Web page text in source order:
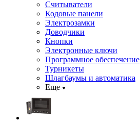
Считыватели
Кодовые панели
Электрозамки
Доводчики
Кнопки
Электронные ключи
Программное обеспечение
Турникеты
Шлагбаумы и автоматика
Еще